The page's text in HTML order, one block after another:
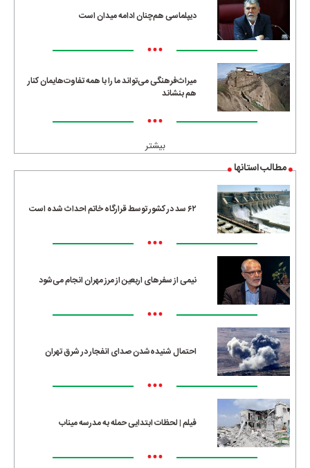
دیپلماسی هم‌چنان ادامه میدان است
•••
میراث‌فرهنگی می‌تواند ما را با همه تفاوت‌هایمان کنار
هم بنشاند
•••
بیشتر
مطالب استانها
۶۲ سد در کشور توسط قرارگاه خاتم احداث شده است
•••
نیمی از سفرهای اربعین از مرز مهران انجام می‌شود
•••
احتمال شنیده‌شدن صدای انفجار در شرق تهران
•••
فیلم | لحظات ابتدایی حمله به مدرسه میناب
•••